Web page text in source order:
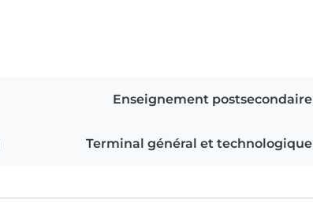
Enseignement postsecondaire
Terminal général et technologique